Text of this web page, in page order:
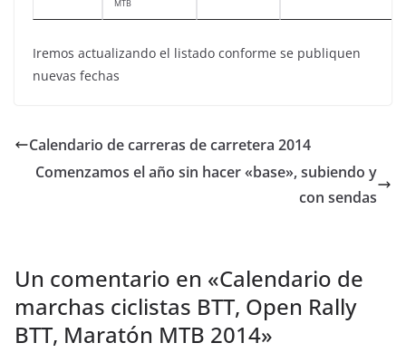
MTB
Iremos actualizando el listado conforme se publiquen
nuevas fechas
Calendario de carreras de carretera 2014
Comenzamos el año sin hacer «base», subiendo y
con sendas
Un comentario en «Calendario de
marchas ciclistas BTT, Open Rally
BTT, Maratón MTB 2014»